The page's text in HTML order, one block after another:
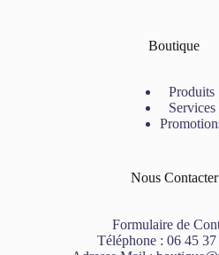
Boutique
Produits
Services
Nous Contacter
Formulaire de
Téléphone : 06 45